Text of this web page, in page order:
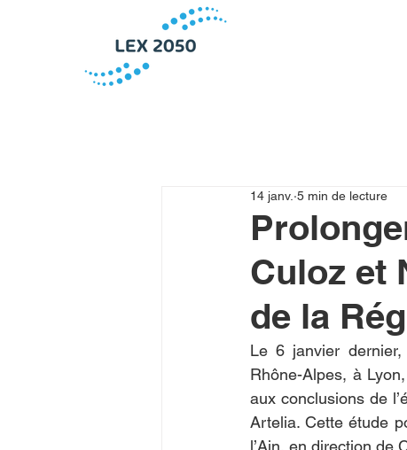
Culoz et
de la
14 janv. 5 min de lecture
Le 6 janvier dernier,
Rhône-Alpes, à
aux conclusions de
Artelia. Cette étude
l’Ain, en direction de